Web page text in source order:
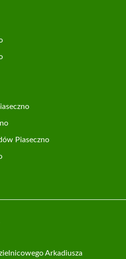
Piaseczno
Arkadiusza